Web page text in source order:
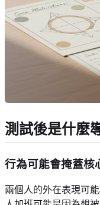
測試後是什麼
行為可能會掩蓋核
兩個人的外在表現可